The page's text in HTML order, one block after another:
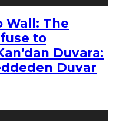
Wall: The
to
Duvara:
Duvar